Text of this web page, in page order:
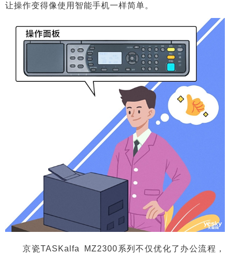
让操作变得像使用智能手机一样简单。
京瓷TASKalfa MZ2300系列不仅优化了办公流程，